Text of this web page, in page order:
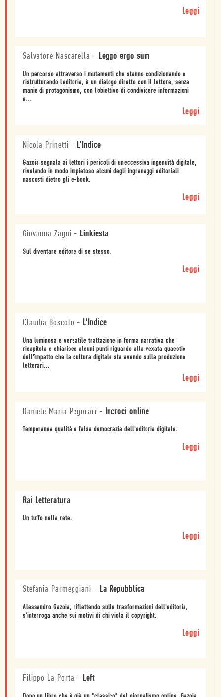
Leggi
Salvatore Nascarella - Leggo ergo sum
Un percorso attraverso i mutamenti che stanno condizionando e
ristrutturando leditoria, è un dialogo diretto con il lettore, senza
manie di protagonismo, con lobiettivo di condividere informazioni
e...
Leggi
Nicola Prinetti - L'Indice
Gazoia segnala ai lettori i pericoli di uneccessiva ingenuità digitale,
rivelando in modo impietoso alcuni degli ingranaggi editoriali
nascosti dietro gli e-book.
Leggi
Giovanna Zagni - Linkiesta
Sul diventare editore di se stesso.
Leggi
Claudia Boscolo - L'Indice
Una luminosa e versatile trattazione in forma narrativa che
ricapitola e chiarisce alcuni punti riguardo alla vexata quaestio
dell'ìmpatto che la cultura digitale sta avendo sulla produzione
letterari...
Leggi
Daniele Maria Pegorari - Incroci online
Temporanea qualità e falsa democrazia dell'editoria digitale.
Leggi
Rai Letteratura
Un tuffo nella rete.
Leggi
Stefania Parmeggiani - La Repubblica
Alessandro Gazoia, riflettendo sulle trasformazioni dell'editoria,
s'interroga anche sui motivi di chi viola il copyright.
Leggi
Filippo La Porta - Left